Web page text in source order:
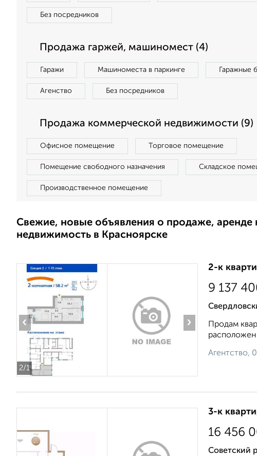
Без посредников
Продажа гаржей, машиномест (4)
Гаражи Машиноместа в паркинге Гаражные
Агенство Без посредников
Продажа коммерческой недвижимости (9)
Офисное помещение Торговое помещение
Помещение свободного назначения Складское
Производственное помещение
Свежие, новые объявления о продаже,
недвижимость в Красноярске
2/1
‹ ›
2-к
9 137
Продам
расположен
Агентство,
3-к
16 456
Советский